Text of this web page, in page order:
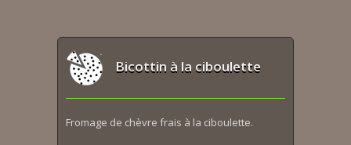
Bicottin à la ciboulette
Fromage de chèvre frais à la ciboulette.